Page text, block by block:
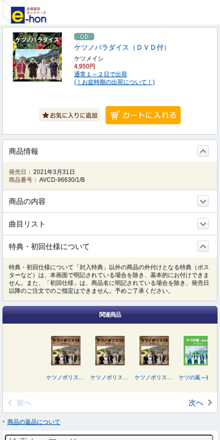
ケツノパラダイス（ＤＶＤ付）
ケツメイシ
4,950円
通常１～２日で出荷
(！お盆時期の出荷について！)
商品情報
発売日： 2021年3月31日
商品番号： AVCD-96630/1/B
商品の内容
曲目リスト
特典・初回仕様について
特典・初回仕様について「封入特典」以外の商品の外付けとなる特典（ポス
ターなど）は、本画面で明記されている場合を除き、基本的にお付けできま
せん。また、「初回仕様」は、商品名に明記されている場合を除き、発売日
以降のご注文でのご指定はできません。予めご了承ください。
関連商品
前へ 次へ
商品の返品について